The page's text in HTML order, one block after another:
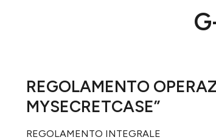
REGOLAMENTO
MYSECRETCASE”
REGOLAMENTO INTEGRALE